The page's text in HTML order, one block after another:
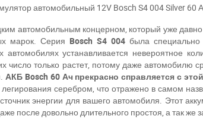
автомобильный 12V Bosch S4 004 Silver
автомобильным концерном, который уже
марок. Серия Bosch S4 004 была специально
устанавливается невероятное
только растет, потому даже автомобилю
АКБ Bosch 60 Ач прекрасно справляется с
серебром, что отражено в самом
энергии для вашего автомобиля. Этот
после довольно длительного простоя, а так